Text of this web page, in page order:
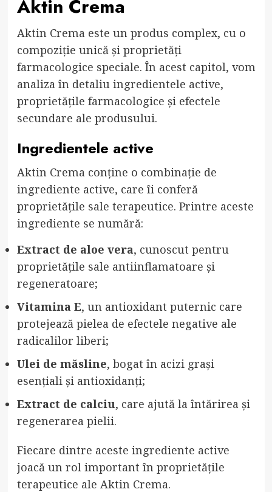
Aktin Crema
Aktin Crema este un produs complex, cu o
compoziție unică și proprietăți
farmacologice speciale. În acest capitol, vom
analiza în detaliu ingredientele active,
proprietățile farmacologice și efectele
secundare ale produsului.
Ingredientele active
Aktin Crema conține o combinație de
ingrediente active, care îi conferă
proprietățile sale terapeutice. Printre aceste
ingrediente se numără:
Extract de aloe vera, cunoscut pentru
proprietățile sale antiinflamatoare și
regeneratoare;
Vitamina E, un antioxidant puternic care
protejează pielea de efectele negative ale
radicalilor liberi;
Ulei de măsline, bogat în acizi grași
esențiali și antioxidanți;
Extract de calciu, care ajută la întărirea și
regenerarea pielii.
Fiecare dintre aceste ingrediente active
joacă un rol important în proprietățile
terapeutice ale Aktin Crema.